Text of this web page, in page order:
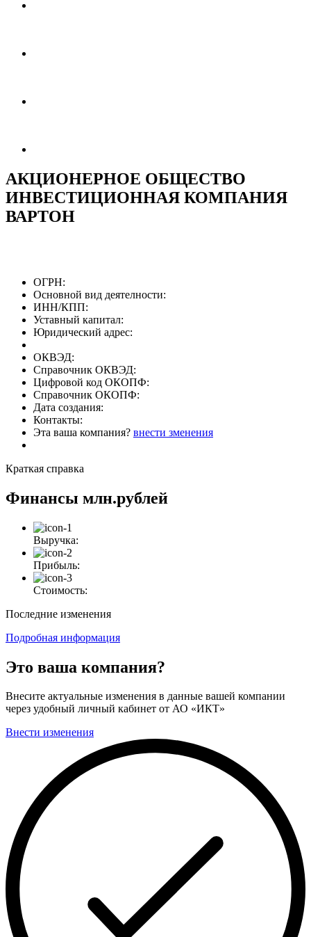
АКЦИОНЕРНОЕ ОБЩЕСТВО
ИНВЕСТИЦИОННАЯ КОМПАНИЯ
ВАРТОН
ОГРН:
Основной вид деятелности:
ИНН/КПП:
Уставный капитал:
Юридический адрес:
ОКВЭД:
Справочник ОКВЭД:
Цифровой код ОКОПФ:
Справочник ОКОПФ:
Дата создания:
Контакты:
Эта ваша компания? внести зменения
Краткая справка
Финансы млн.рублей
Выручка:
Прибыль:
Стоимость:
Последние изменения
Подробная информация
Это ваша компания?
Внесите актуальные изменения в данные вашей компании
через удобный личный кабинет от АО «ИКТ»
Внести изменения